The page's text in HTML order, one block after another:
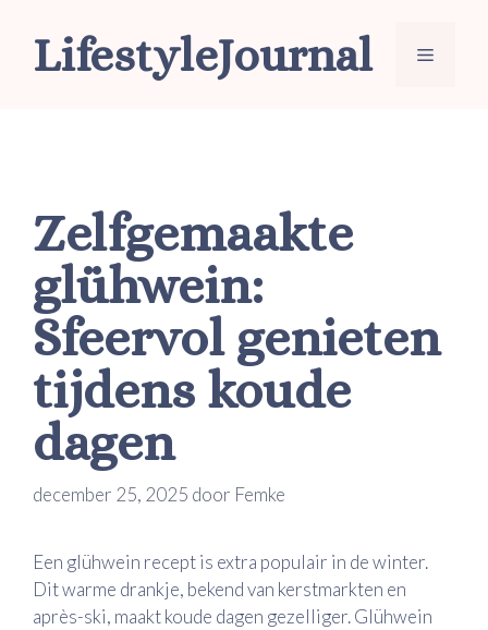
LifestyleJournal Menu
Zelfgemaakte
glühwein:
Sfeervol genieten
tijdens koude
dagen
december 25, 2025 door Femke
Een glühwein recept is extra populair in de winter.
Dit warme drankje, bekend van kerstmarkten en
après-ski, maakt koude dagen gezelliger. Glühwein